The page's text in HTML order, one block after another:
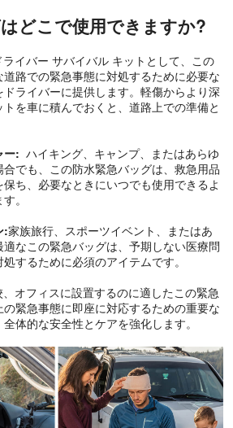
どこで使用できますか?
ライバー サバイバル キットとして、この
路での緊急事態に対処するために必要な
ライバーに提供します。軽傷からより深
を車に積んでおくと、道路上での準備と
ー: ハイキング、キャンプ、またはあらゆ
でも、この防水緊急バッグは、救急用品
ち、必要なときにいつでも使用できるよ
。
:家族旅行、スポーツイベント、またはあ
なこの緊急バッグは、予期しない医療問
するために必須のアイテムです。
オフィスに設置するのに適したこの緊急
緊急事態に即座に対応するための重要な
体的な安全性とケアを強化します。